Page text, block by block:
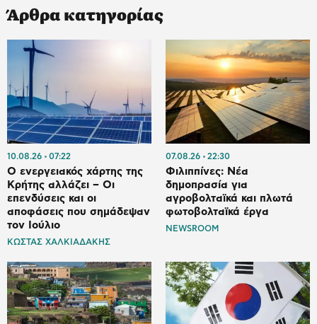
Άρθρα κατηγορίας
10.08.26 07:22
Ο ενεργειακός χάρτης της
Κρήτης αλλάζει – Οι
επενδύσεις και οι
αποφάσεις που σημάδεψαν
τον Ιούλιο
ΚΩΣΤΑΣ ΧΑΛΚΙΑΔΑΚΗΣ
07.08.26 22:30
Φιλιππίνες: Νέα
δημοπρασία για
αγροβολταϊκά και πλωτά
φωτοβολταϊκά έργα
NEWSROOM